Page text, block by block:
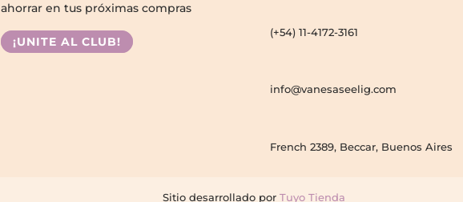
ahorrar en tus próximas compras
¡UNITE AL CLUB!
(+54) 11-4172-3161
info@vanesaseelig.com
French 2389, Beccar, Buenos Aires
Sitio desarrollado por Tuyo Tienda